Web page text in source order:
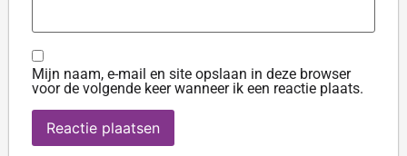
Mijn naam, e-mail en site opslaan in deze browser
voor de volgende keer wanneer ik een reactie plaats.